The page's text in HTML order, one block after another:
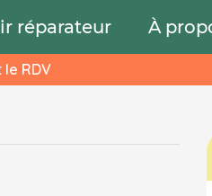
réparateur À
RDV